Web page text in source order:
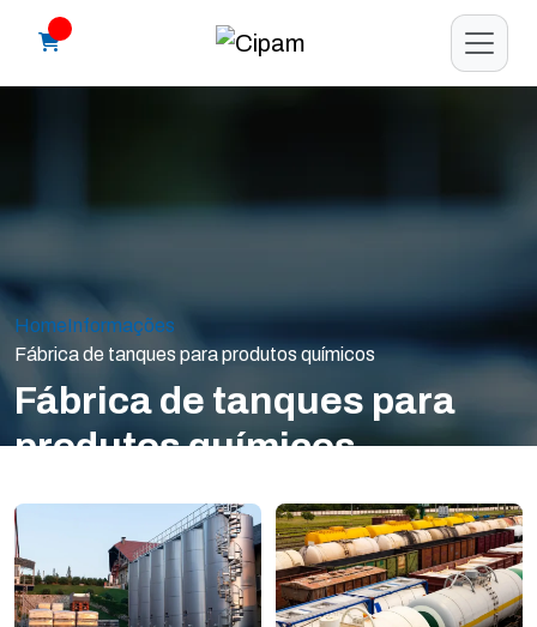
HomeInformações
Fábrica de tanques para produtos químicos
Fábrica de tanques para
produtos químicos